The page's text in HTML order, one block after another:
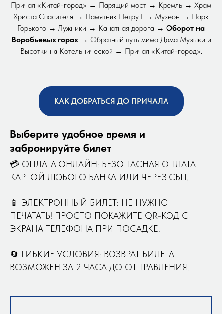
Причал «Китай-город» → Парящий мост → Кремль → Храм
Христа Спасителя → Памятник Петру I → Музеон → Парк
Горького → Лужники → Канатная дорога → Оборот на
Воробьевых горах→ Обратный путь мимо Дома Музыки и
Высотки на Котельнической → Причал «Китай-город».
КАК ДОБРАТЬСЯ ДО ПРИЧАЛА
Выберите удобное время и
забронируйте билет
💳 ОПЛАТА ОНЛАЙН: БЕЗОПАСНАЯ ОПЛАТА
КАРТОЙ ЛЮБОГО БАНКА ИЛИ ЧЕРЕЗ СБП.
📱 ЭЛЕКТРОННЫЙ БИЛЕТ: НЕ НУЖНО
ПЕЧАТАТЬ! ПРОСТО ПОКАЖИТЕ QR-КОД С
ЭКРАНА ТЕЛЕФОНА ПРИ ПОСАДКЕ.
🔄 ГИБКИЕ УСЛОВИЯ: ВОЗВРАТ БИЛЕТА
ВОЗМОЖЕН ЗА 2 ЧАСА ДО ОТПРАВЛЕНИЯ.